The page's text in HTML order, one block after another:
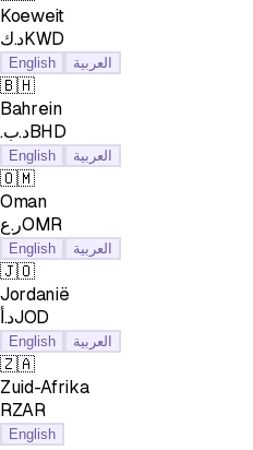
Koeweit
د.كKWD
English العربية
🇧🇭
Bahrein
.د.بBHD
English العربية
🇴🇲
Oman
ر.عOMR
English العربية
🇯🇴
Jordanië
د.أJOD
English العربية
🇿🇦
Zuid-Afrika
RZAR
English